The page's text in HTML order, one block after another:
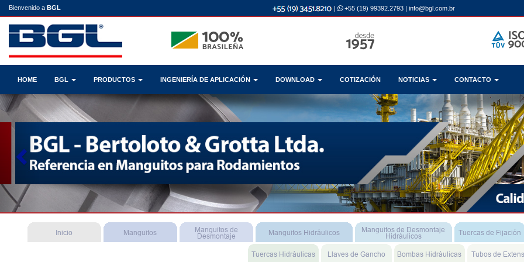
Bienvenido a BGL | +55 (19) 99392.2793 | info@bgl.com.br
HOME BGL PRODUCTOS INGENIERÍA DE APLICACIÓN DOWNLOAD COTIZACIÓN NOTICIAS CONTACTO
Previous